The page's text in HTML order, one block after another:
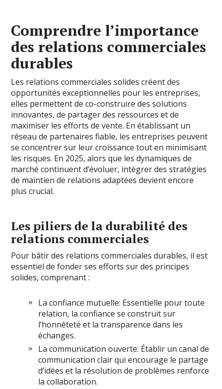
Comprendre l’importance
des relations commerciales
durables
Les relations commerciales solides créent des
opportunités exceptionnelles pour les entreprises,
elles permettent de co-construire des solutions
innovantes, de partager des ressources et de
maximiser les efforts de vente. En établissant un
réseau de partenaires fiable, les entreprises peuvent
se concentrer sur leur croissance tout en minimisant
les risques. En 2025, alors que les dynamiques de
marché continuent d’évoluer, intégrer des stratégies
de maintien de relations adaptées devient encore
plus crucial.
Les piliers de la durabilité des
relations commerciales
Pour bâtir des relations commerciales durables, il est
essentiel de fonder ses efforts sur des principes
solides, comprenant :
La confiance mutuelle: Essentielle pour toute
relation, la confiance se construit sur
l’honnêteté et la transparence dans les
échanges.
La communication ouverte: Établir un canal de
communication clair qui encourage le partage
d’idées et la résolution de problèmes renforce
la collaboration.